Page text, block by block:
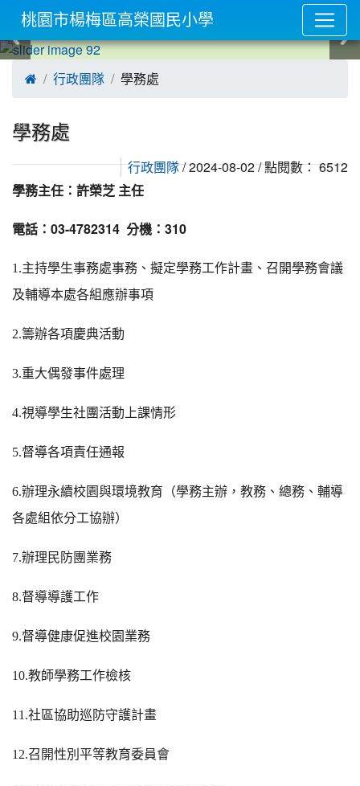
 行政團隊 學務處
學務處
行政團隊/ 2024-08-02 / 點閱數： 6512
學務主任：許榮芝 主任
電話：03-4782314 分機：310
1.主持學生事務處事務、擬定學務工作計畫、召開學務會議
及輔導本處各組應辦事項
2.籌辦各項慶典活動
3.重大偶發事件處理
4.視導學生社團活動上課情形
5.督導各項責任通報
6.辦理永續校園與環境教育（學務主辦，教務、總務、輔導
各處組依分工協辦）
7.辦理民防團業務
8.督導導護工作
9.督導健康促進校園業務
10.教師學務工作檢核
11.社區協助巡防守護計畫
12.召開性別平等教育委員會
桃園市楊梅區高榮國民小學